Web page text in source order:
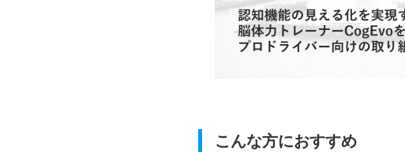
こんな方におすすめ